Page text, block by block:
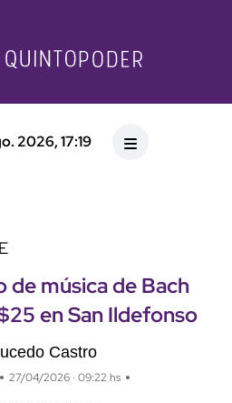
2026, 17:19
de música de Bach
en San Ildefonso
Castro
27/04/2026 · 09:22 hs